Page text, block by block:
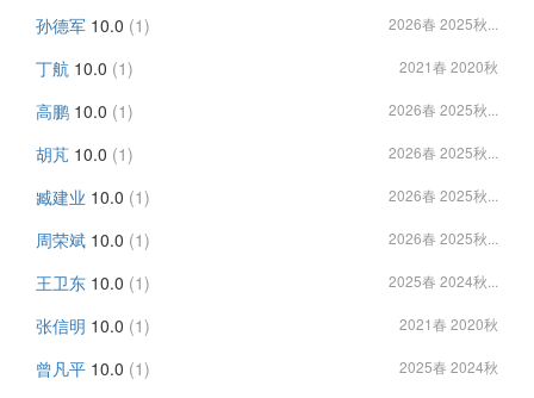
孙德军 10.0 (1) 2026春 2025秋...
丁航 10.0 (1) 2021春 2020秋
高鹏 10.0 (1) 2026春 2025秋...
胡芃 10.0 (1) 2026春 2025秋...
臧建业 10.0 (1) 2026春 2025秋...
周荣斌 10.0 (1) 2026春 2025秋...
王卫东 10.0 (1) 2025春 2024秋...
张信明 10.0 (1) 2021春 2020秋
曾凡平 10.0 (1) 2025春 2024秋